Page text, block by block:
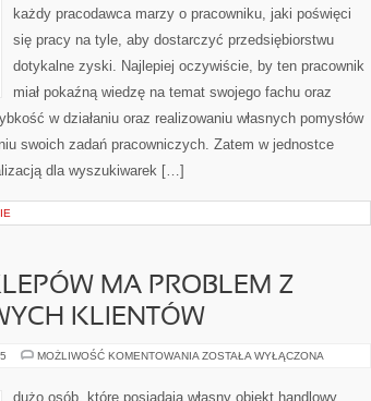
Z
MUSISZ
NIE
ZAPOMINAĆ
O
TYM
każdy pracodawca marzy o pracowniku, jaki poświęci
się pracy na tyle, aby dostarczyć przedsiębiorstwu
dotykalne zyski. Najlepiej oczywiście, by ten pracownik
miał pokaźną wiedzę na temat swojego fachu oraz
w działaniu oraz realizowaniu własnych pomysłów
swoich zadań pracowniczych. Zatem w jednostce
dla wyszukiwarek […]
MA PROBLEM Z
KLIENTÓW
MOŻLIWOŚĆ KOMENTOWANIA BARDZO
ZOSTAŁA WYŁĄCZONA
dużo osób, które posiadają własny obiekt handlowy